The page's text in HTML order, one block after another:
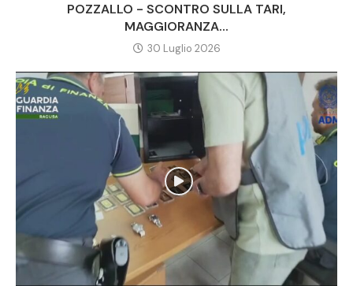
POZZALLO - SCONTRO SULLA TARI,
MAGGIORANZA...
30 Luglio 2026